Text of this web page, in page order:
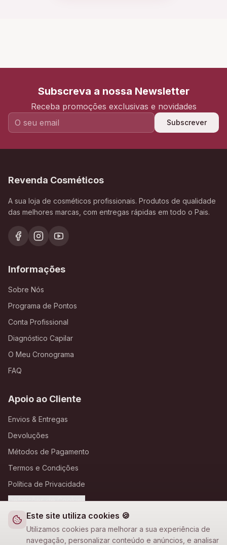
Este site utiliza cookies 🍪
Utilizamos cookies para melhorar a sua experiência de
navegação, personalizar conteúdo e anúncios, e analisar
Subscreva a nossa Newsletter
Receba promoções exclusivas e novidades
Subscrever
Revenda Cosméticos
A sua loja de cosméticos profissionais. Produtos de qualidade
das melhores marcas, com entregas rápidas em todo o Pais.
Informações
Sobre Nós
Programa de Pontos
Conta Profissional
Diagnóstico Capilar
O Meu Cronograma
FAQ
Apoio ao Cliente
Envios & Entregas
Devoluções
Métodos de Pagamento
Termos e Condições
Política de Privacidade
Definições de Cookies
A Loja Nova